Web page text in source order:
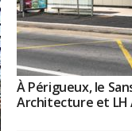
À Périgueux, le
Architecture et